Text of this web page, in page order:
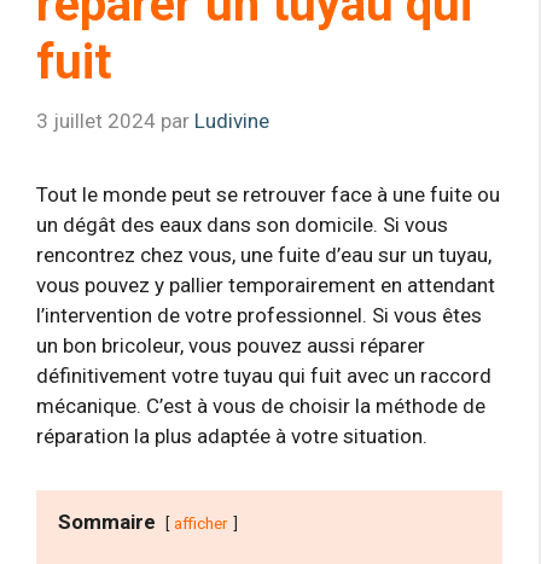
fuit
3 juillet 2024 par Ludivine
Tout le monde peut se retrouver face à une fuite ou
un dégât des eaux dans son domicile. Si vous
rencontrez chez vous, une fuite d’eau sur un tuyau,
vous pouvez y pallier temporairement en attendant
l’intervention de votre professionnel. Si vous êtes
un bon bricoleur, vous pouvez aussi réparer
définitivement votre tuyau qui fuit avec un raccord
mécanique. C’est à vous de choisir la méthode de
réparation la plus adaptée à votre situation.
Sommaire afficher